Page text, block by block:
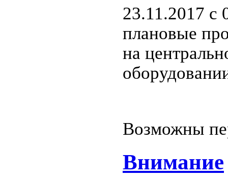
23.11.2017 c
плановые
на
Возможны
Внимание